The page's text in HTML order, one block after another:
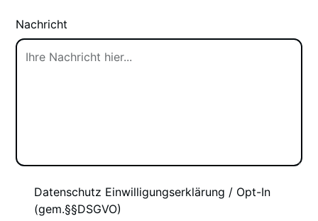
Nachricht
Datenschutz Einwilligungserklärung / Opt-In
(gem.§§DSGVO)